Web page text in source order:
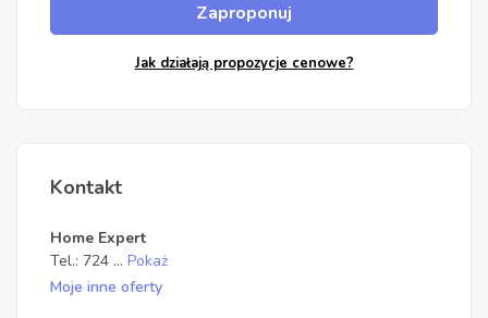
Zaproponuj
Jak działają propozycje cenowe?
Kontakt
Home Expert
Tel.: 724 ... Pokaż
Moje inne oferty